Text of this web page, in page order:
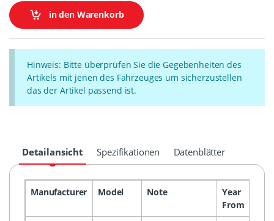
in den Warenkorb
Hinweis: Bitte überprüfen Sie die Gegebenheiten des
Artikels mit jenen des Fahrzeuges um sicherzustellen
das der Artikel passend ist.
Detailansicht Spezifikationen Datenblätter
Manufacturer Model Note
Year
From